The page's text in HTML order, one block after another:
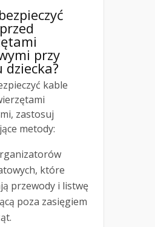
przy
dziecka?
kable
zastosuj
metody:
które
przewody i listwę
poza zasięgiem